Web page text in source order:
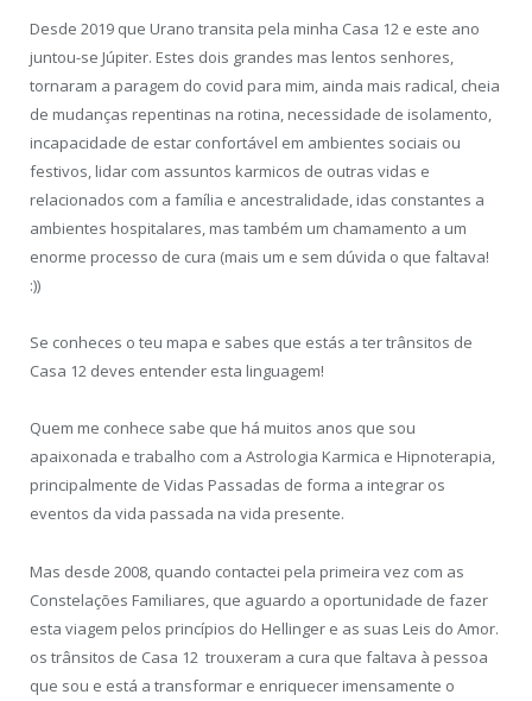
Desde 2019 que Urano transita pela minha Casa 12 e este ano
juntou-se Júpiter. Estes dois grandes mas lentos senhores,
tornaram a paragem do covid para mim, ainda mais radical, cheia
de mudanças repentinas na rotina, necessidade de isolamento,
incapacidade de estar confortável em ambientes sociais ou
festivos, lidar com assuntos karmicos de outras vidas e
relacionados com a família e ancestralidade, idas constantes a
ambientes hospitalares, mas também um chamamento a um
enorme processo de cura (mais um e sem dúvida o que faltava!
:))
Se conheces o teu mapa e sabes que estás a ter trânsitos de
Casa 12 deves entender esta linguagem!
Quem me conhece sabe que há muitos anos que sou
apaixonada e trabalho com a Astrologia Karmica e Hipnoterapia,
principalmente de Vidas Passadas de forma a integrar os
eventos da vida passada na vida presente.
Mas desde 2008, quando contactei pela primeira vez com as
Constelações Familiares, que aguardo a oportunidade de fazer
esta viagem pelos princípios do Hellinger e as suas Leis do Amor.
os trânsitos de Casa 12 trouxeram a cura que faltava à pessoa
que sou e está a transformar e enriquecer imensamente o